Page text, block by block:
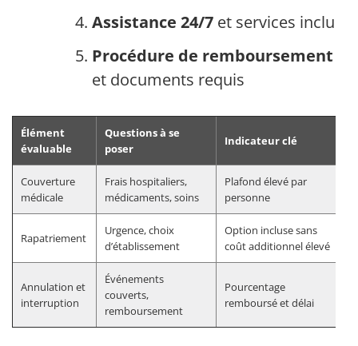
Assistance 24/7 et services inclus
Procédure de remboursement
et documents requis
Élément
évaluable
Questions à se
poser
Indicateur clé
Couverture
médicale
Frais hospitaliers,
médicaments, soins
Plafond élevé par
personne
Rapatriement
Urgence, choix
d’établissement
Option incluse sans
coût additionnel élevé
Annulation et
interruption
Événements
couverts,
remboursement
Pourcentage
remboursé et délai